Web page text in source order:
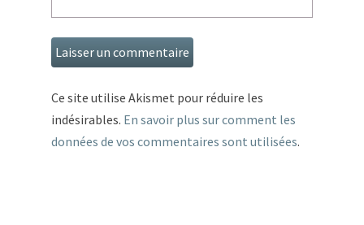
Ce site utilise Akismet pour réduire les
indésirables. En savoir plus sur comment les
données de vos commentaires sont utilisées.